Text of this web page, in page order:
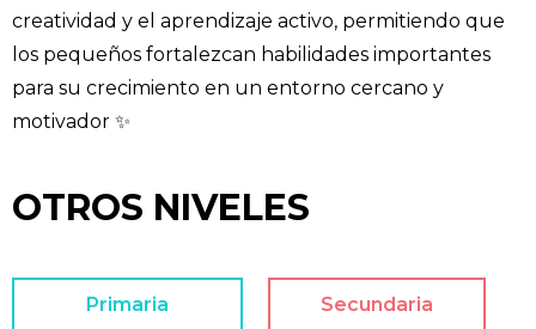
creatividad y el aprendizaje activo, permitiendo que
los pequeños fortalezcan habilidades importantes
para su crecimiento en un entorno cercano y
motivador ✨
OTROS NIVELES
Primaria Secundaria